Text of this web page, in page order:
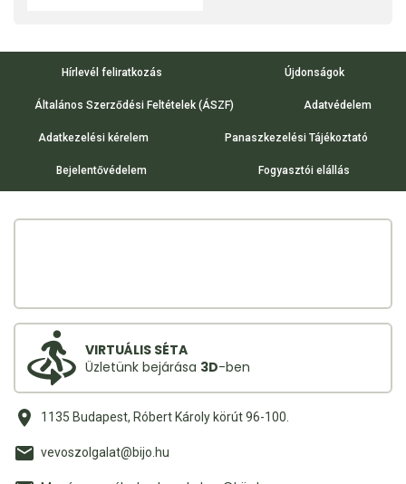
Hírlevél feliratkozás Újdonságok
Általános Szerződési Feltételek (ÁSZF) Adatvédelem
Adatkezelési kérelem Panaszkezelési Tájékoztató
Bejelentővédelem Fogyasztói elállás
VIRTUÁLIS SÉTA
Üzletünk bejárása 3D-ben
1135 Budapest, Róbert Károly körút 96-100.
vevoszolgalat@bijo.hu